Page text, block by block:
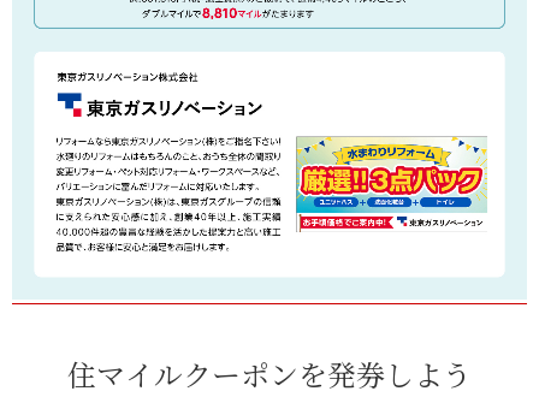
住マイルクーポンを発券しよう